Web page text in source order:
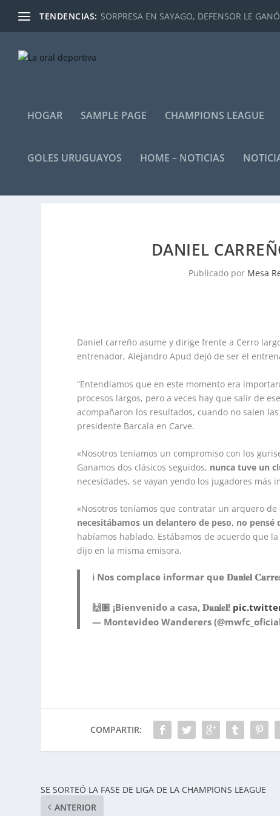
TENDENCIAS: SORPRESA EN SAYAGO, DEFENSOR LE
HOGAR SAMPLE PAGE CHAMPIONS LEAGUE
GOLES URUGUAYOS HOME – NOTICIAS
DANIEL
Publicado por Mesa
Daniel carreño asume y dirige frente a Cerro
entrenador, Alejandro Apud dejó de ser el
“Entendíamos que en este momento era
procesos largos, pero a veces hay que salir de
acompañaron los resultados, cuando no salen
presidente Barcala en Carve.
«Nosotros teníamos un compromiso con los
Ganamos dos clásicos seguidos, nunca tuve un
necesidades, se vayan yendo los jugadores más
«Nosotros teníamos que contratar un arquero
necesitábamos un delantero de peso, no pensé
habíamos hablado. Estábamos de acuerdo que
dijo en la misma emisora.
ℹ️ Nos complace informar que 𝐃𝐚𝐧𝐢𝐞𝐥
🙌🏼 ¡Bienvenido a casa, 𝐃𝐚𝐧𝐢𝐞𝐥!
— Montevideo Wanderers
COMPARTIR:
SE SORTEÓ LA FASE DE LIGA DE LA CHAMPIONS LEAGUE
ANTERIOR